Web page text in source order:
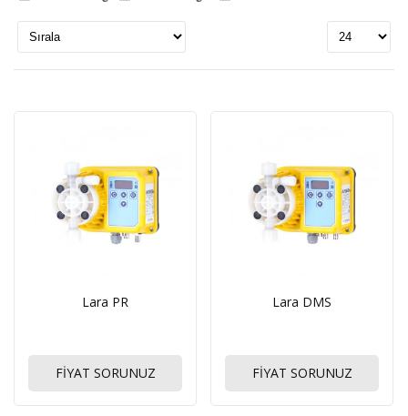
Lara PR
FİYAT SORUNUZ
Lara DMS
FİYAT SORUNUZ